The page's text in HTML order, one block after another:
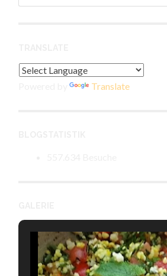
Powered by Translate